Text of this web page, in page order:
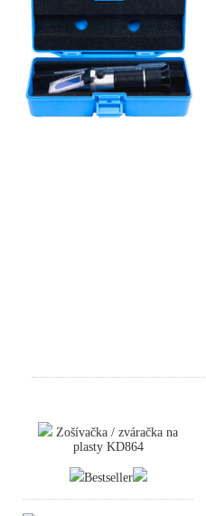
Zošívačka / zváračka na
plasty KD864
Bestseller